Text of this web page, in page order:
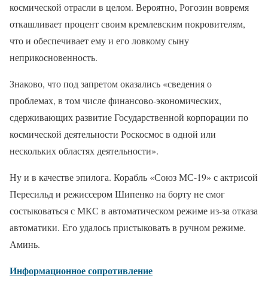
космической отрасли в целом. Вероятно, Рогозин вовремя
откашливает процент своим кремлевским покровителям,
что и обеспечивает ему и его ловкому сыну
неприкосновенность.
Знаково, что под запретом оказались «сведения о
проблемах, в том числе финансово-экономических,
сдерживающих развитие Государственной корпорации по
космической деятельности Роскосмос в одной или
нескольких областях деятельности».
Ну и в качестве эпилога. Корабль «Союз МС-19» с актрисой
Пересильд и режиссером Шипенко на борту не смог
состыковаться с МКС в автоматическом режиме из-за отказа
автоматики. Его удалось пристыковать в ручном режиме.
Аминь.
Информационное сопротивление